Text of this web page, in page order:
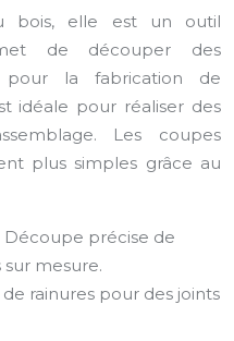
bois, elle est un outil
de découper des
pour la fabrication de
idéale pour réaliser des
Les coupes
plus simples grâce au
précise de
mesure.
rainures pour des joints